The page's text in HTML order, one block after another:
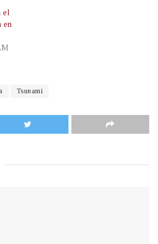
el
en
Tsunami